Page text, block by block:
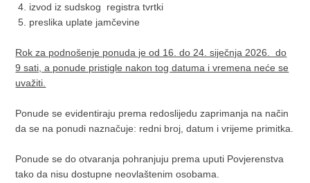
4. izvod iz sudskog registra tvrtki
5. preslika uplate jamčevine
Rok za podnošenje ponuda je od 16. do 24. siječnja 2026. do
9 sati, a ponude pristigle nakon tog datuma i vremena neće se
uvažiti.
Ponude se evidentiraju prema redoslijedu zaprimanja na način
da se na ponudi naznačuje: redni broj, datum i vrijeme primitka.
Ponude se do otvaranja pohranjuju prema uputi Povjerenstva
tako da nisu dostupne neovlaštenim osobama.